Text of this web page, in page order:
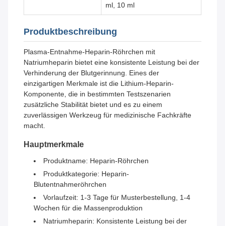
ml, 10 ml
Produktbeschreibung
Plasma-Entnahme-Heparin-Röhrchen mit
Natriumheparin bietet eine konsistente Leistung bei der
Verhinderung der Blutgerinnung. Eines der
einzigartigen Merkmale ist die Lithium-Heparin-
Komponente, die in bestimmten Testszenarien
zusätzliche Stabilität bietet und es zu einem
zuverlässigen Werkzeug für medizinische Fachkräfte
macht.
Hauptmerkmale
Produktname: Heparin-Röhrchen
Produktkategorie: Heparin-
Blutentnahmeröhrchen
Vorlaufzeit: 1-3 Tage für Musterbestellung, 1-4
Wochen für die Massenproduktion
Natriumheparin: Konsistente Leistung bei der